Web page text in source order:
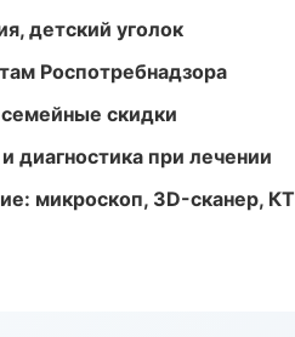
детский уголок
Роспотребнадзора
скидки
диагностика при лечении
микроскоп, 3D-сканер, КТ